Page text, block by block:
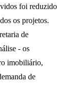
foi reduzido
os projetos.
de
- os
imobiliário,
de